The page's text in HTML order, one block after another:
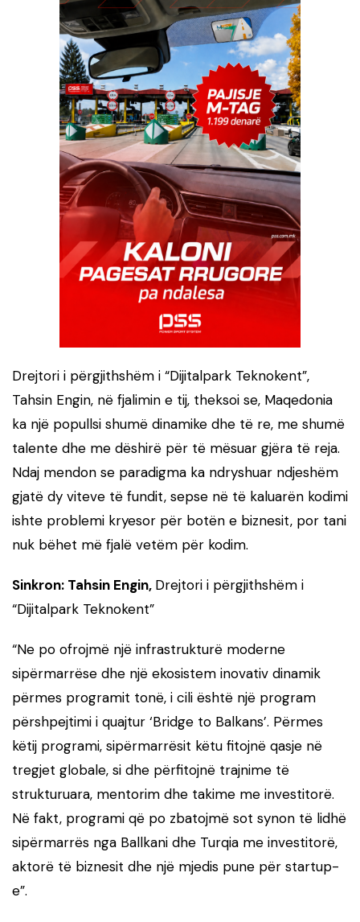
Drejtori i përgjithshëm i “Dijitalpark Teknokent”,
Tahsin Engin, në fjalimin e tij, theksoi se, Maqedonia
ka një popullsi shumë dinamike dhe të re, me shumë
talente dhe me dëshirë për të mësuar gjëra të reja.
Ndaj mendon se paradigma ka ndryshuar ndjeshëm
gjatë dy viteve të fundit, sepse në të kaluarën kodimi
ishte problemi kryesor për botën e biznesit, por tani
nuk bëhet më fjalë vetëm për kodim.
Sinkron: Tahsin Engin, Drejtori i përgjithshëm i
“Dijitalpark Teknokent”
“Ne po ofrojmë një infrastrukturë moderne
sipërmarrëse dhe një ekosistem inovativ dinamik
përmes programit tonë, i cili është një program
përshpejtimi i quajtur ‘Bridge to Balkans’. Përmes
këtij programi, sipërmarrësit këtu fitojnë qasje në
tregjet globale, si dhe përfitojnë trajnime të
strukturuara, mentorim dhe takime me investitorë.
Në fakt, programi që po zbatojmë sot synon të lidhë
sipërmarrës nga Ballkani dhe Turqia me investitorë,
aktorë të biznesit dhe një mjedis pune për startup-
e”.